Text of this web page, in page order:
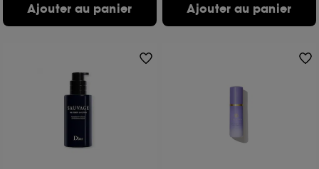
Ajouter au panier Ajouter au panier